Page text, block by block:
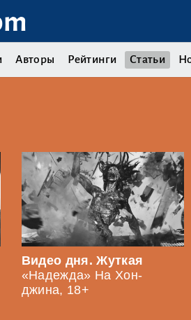
Авторы Рейтинги Статьи
Видео дня. Жуткая
«Надежда» На Хон-
джина, 18+